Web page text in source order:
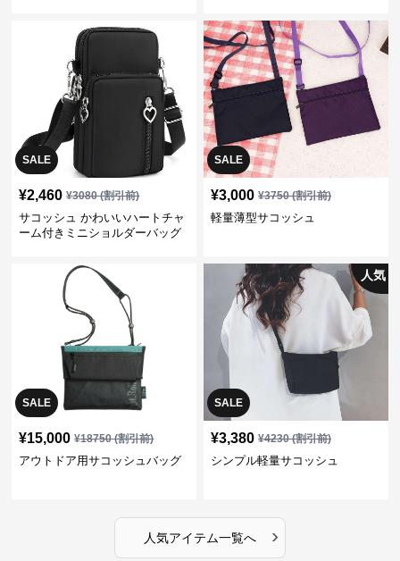
SALE
¥2,460 ¥3080(割引前)
サコッシュ かわいいハートチャ
ーム付きミニショルダーバッグ
SALE
¥3,000 ¥3750(割引前)
軽量薄型サコッシュ
SALE
¥15,000 ¥18750(割引前)
アウトドア用サコッシュバッグ
SALE
人気
¥3,380 ¥4230(割引前)
シンプル軽量サコッシュ
人気アイテム一覧へ ›